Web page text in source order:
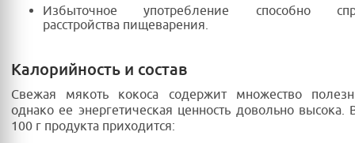
Избыточное употребление способно
расстройства пищеварения.
Калорийность и состав
Свежая мякоть кокоса содержит множество
однако ее энергетическая ценность довольно высока.
100 г продукта приходится: